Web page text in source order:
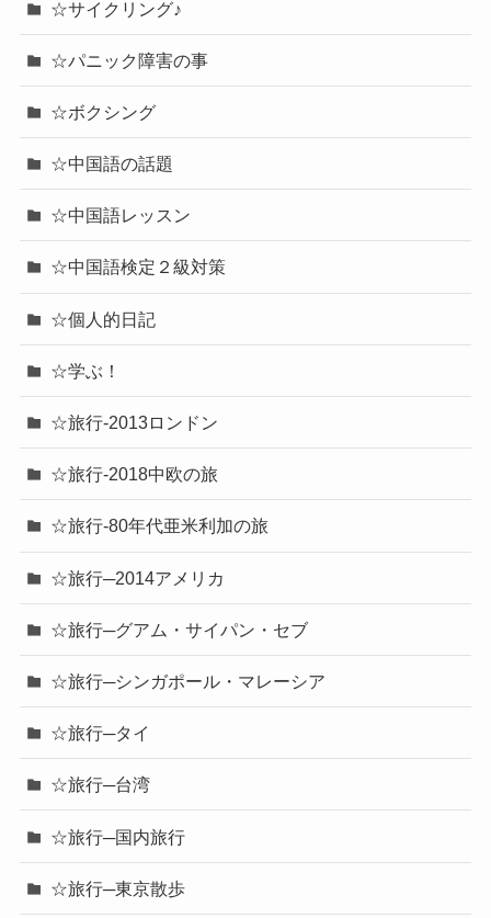
☆サイクリング♪
☆パニック障害の事
☆ボクシング
☆中国語の話題
☆中国語レッスン
☆中国語検定２級対策
☆個人的日記
☆学ぶ！
☆旅行-2013ロンドン
☆旅行-2018中欧の旅
☆旅行-80年代亜米利加の旅
☆旅行─2014アメリカ
☆旅行─グアム・サイパン・セブ
☆旅行─シンガポール・マレーシア
☆旅行─タイ
☆旅行─台湾
☆旅行─国内旅行
☆旅行─東京散歩